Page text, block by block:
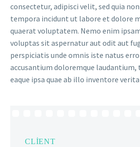
consectetur, adipisci velit, sed quia
tempora incidunt ut labore et dolore
quaerat voluptatem. Nemo enim
voluptas sit aspernatur aut odit aut
perspiciatis unde omnis iste natus
accusantium doloremque
eaque ipsa quae ab illo inventore
CLIENT